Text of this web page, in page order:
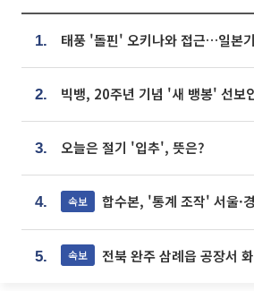
1.
2.
3. 오늘은 절기 '입추', 뜻은?
4. 속보 합수본, '통계 조작' 서울·경기·충북 선
5. 속보 전북 완주 삼례읍 공장서